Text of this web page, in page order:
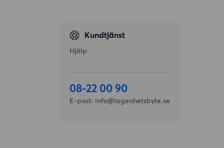
Kundtjänst
Hjälp
08-22 00 90
E-post: info@lagenhetsbyte.se